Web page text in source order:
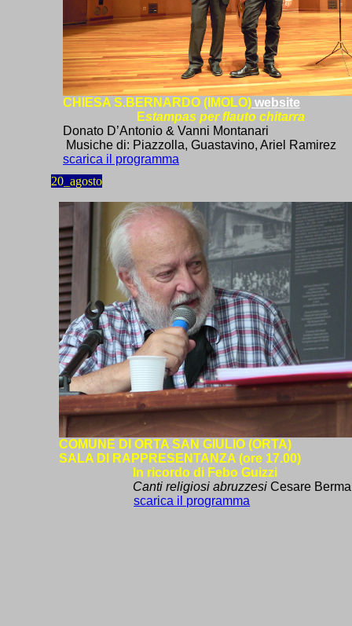
20 _agosto
CHIESA S.BERNARDO (IMOLO) website
Estampas per flauto chitarra
Donato D’Antonio & Vanni Montanari
Musiche di: Piazzolla, Guastavino, Ariel Ramirez
scarica il programma
COMUNE DI ORTA SAN GIULIO (ORTA)
SALA DI RAPPRESENTANZA (ore 17.00)
In ricordo di Febo Guizzi
Canti religiosi abruzzesi Cesare
scarica il programma